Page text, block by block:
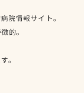
院情報サイト。
的。
。